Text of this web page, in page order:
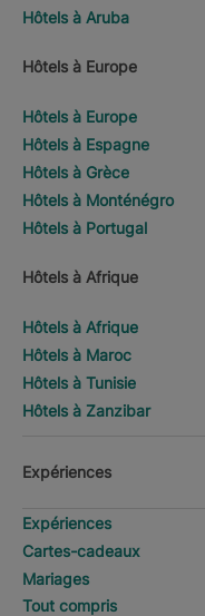
Hôtels à Aruba
Hôtels à Europe
Hôtels à Europe
Hôtels à Espagne
Hôtels à Grèce
Hôtels à Monténégro
Hôtels à Portugal
Hôtels à Afrique
Hôtels à Afrique
Hôtels à Maroc
Hôtels à Tunisie
Hôtels à Zanzibar
Expériences
Expériences
Cartes-cadeaux
Mariages
Tout compris